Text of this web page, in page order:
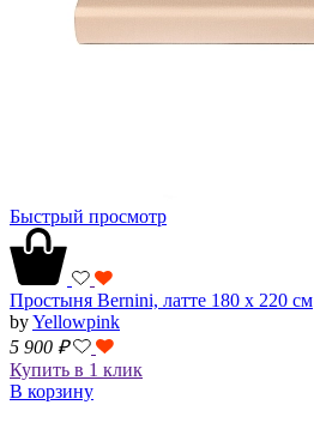
Быстрый просмотр
Простыня Bernini, латте 180 х 220 см
byYellowpink
5 900 ₽
Купить в 1 клик
В корзину